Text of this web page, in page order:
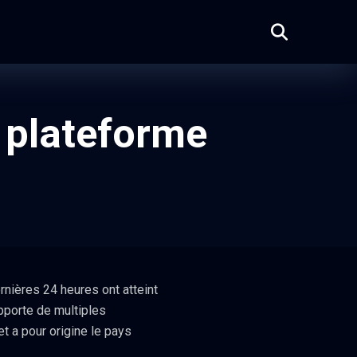
24 heures ont atteint
de multiples
a pour origine le pays